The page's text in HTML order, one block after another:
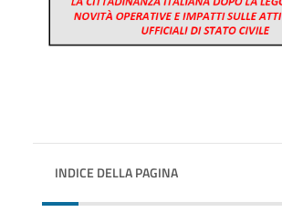
INDICE DELLA PAGINA